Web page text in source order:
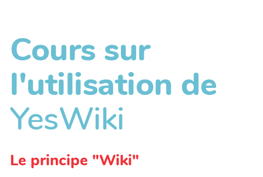
Cours sur
l'utilisation de
YesWiki
Le principe "Wiki"